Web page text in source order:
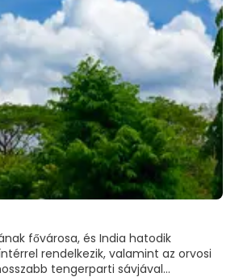
fővárosa, és India hatodik
rendelkezik, valamint az orvosi
tengerparti sávjával